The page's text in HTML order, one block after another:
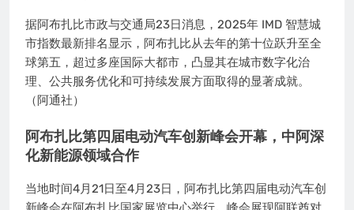
据阿布扎比市政与交通局23日消息，2025年 IMD 智慧城
市指数最新排名显示，阿布扎比从去年的第十位跃升至全
球第五，超过多座国际大都市，凸显其在城市数字化治
理、公共服务优化和可持续发展方面取得的显著成就。
（阿通社）
阿布扎比第四届电动汽车创新峰会开幕，中阿深
化新能源领域合作
当地时间4月21日至4月23日，阿布扎比第四届电动汽车创